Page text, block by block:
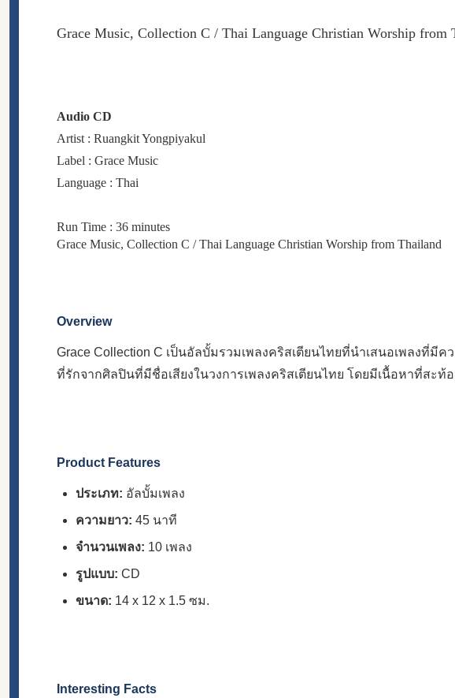
Grace Music, Collection C / Thai Language Christian Worship
Audio CD
Artist : Ruangkit Yongpiyakul
Label : Grace Music
Language : Thai
Run Time : 36 minutes
Grace Music, Collection C / Thai Language Christian Worship from Thailand
Overview
Grace Collection C เป็นอัลบั้มรวมเพลงคริสเตียนไทยที่นำเสนอเพลงที่
ที่รักจากศิลปินที่มีชื่อเสียงในวงการเพลงคริสเตียนไทย โดยมีเนื้อหาที่สะท้
Product Features
ประเภท: อัลบั้มเพลง
ความยาว: 45 นาที
จำนวนเพลง: 10 เพลง
รูปแบบ: CD
ขนาด: 14 x 12 x 1.5 ซม.
Interesting Facts